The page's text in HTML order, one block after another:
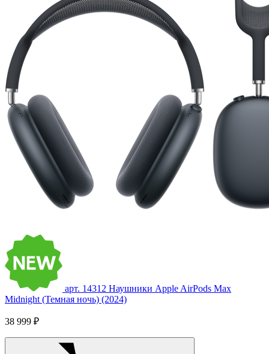
арт. 14312 Наушники Apple AirPods Max
Midnight (Темная ночь) (2024)
38 999 ₽